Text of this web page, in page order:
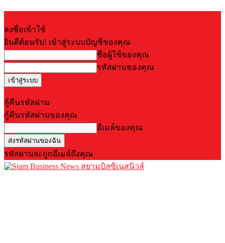
ลงชื่อเข้าใช้
ยินดีต้อนรับ! เข้าสู่ระบบบัญชีของคุณ
ชื่อผู้ใช้ของคุณ
รหัสผ่านของคุณ
กู้คืนรหัสผ่าน
กู้คืนรหัสผ่านของคุณ
อีเมล์ของคุณ
รหัสผ่านจะถูกอีเมล์ถึงคุณ
สยามบิสซิเนสนิวส์